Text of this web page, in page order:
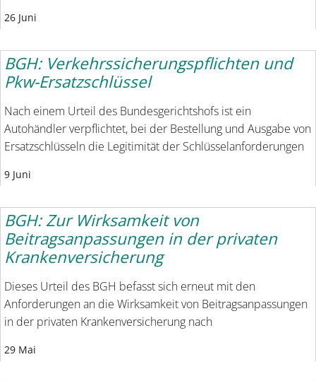
26 Juni
BGH: Verkehrssicherungspflichten und
Pkw-Ersatzschlüssel
Nach einem Urteil des Bundesgerichtshofs ist ein
Autohändler verpflichtet, bei der Bestellung und Ausgabe von
Ersatzschlüsseln die Legitimität der Schlüsselanforderungen
9 Juni
BGH: Zur Wirksamkeit von
Beitragsanpassungen in der privaten
Krankenversicherung
Dieses Urteil des BGH befasst sich erneut mit den
Anforderungen an die Wirksamkeit von Beitragsanpassungen
in der privaten Krankenversicherung nach
29 Mai